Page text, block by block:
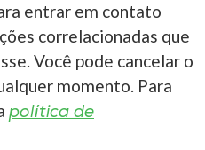
entrar em contato
correlacionadas que
Você pode cancelar o
momento. Para
política de